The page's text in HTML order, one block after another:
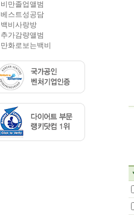
비만졸업앨범
베스트성공담
백비사랑방
추가감량앨범
만화로보는백비